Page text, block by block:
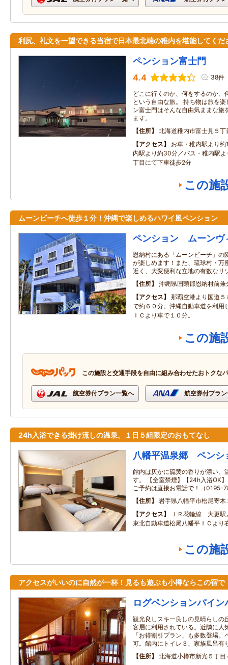
利尻、礼文を一望できる当宿で日本最北端の稚内を堪能してくだ
ペンション富士門
4.4 38件
どこに行くのか、何をするのか、
という自由な旅。 持ち物は旅を
ン富士門はそんな自由気ままな旅
ます。
住所
北海道稚内市富士見５
アクセス
お車・稚内駅より
内駅より約30分／バス・稚内駅
丁目にて下車徒歩2分
この施
ムーンビーチへ徒歩１分！沖縄で楽しめるハワイ風ペンション
ペンション ムーンヴ
恩納村にある「ムーンビーチ」の
が楽しめます！また、琉球村・万
近く、大変便利な立地の有数なリ
住所
沖縄県国頭郡恩納村前
アクセス
那覇空港より国道
で約６０分。沖縄自動車道を利用
ＩＣより車で１０分。
この施
この施設と交通手段を自由に組み合わせたおトクな
航空券付プラン一覧へ 航空券付プラ
24h入浴できる掛け流しの温泉。１日５組限定のおもてなし
八幡平温泉郷 ペンシ
館内は仄かに硫黄の香りが漂い、
す。 【全室禁煙】【24h入浴OK
ご予約は直接お電話で！（0195-
住所
岩手県八幡平市松尾寄
アクセス
ＪＲ花輪線 大更駅
東北自動車道松尾八幡平ＩＣより
この施
アクセスがいいのに自然が一杯！見るも遊ぶも小樽ならこの宿で
ログペンションパイン
観光良しスキー良しの見晴らしの
客層に利用されている。近隣に人
「お得割引プラン」も多数登場
可。館内にトイレ３、家族風呂有
住所
北海道小樽市新光５丁目